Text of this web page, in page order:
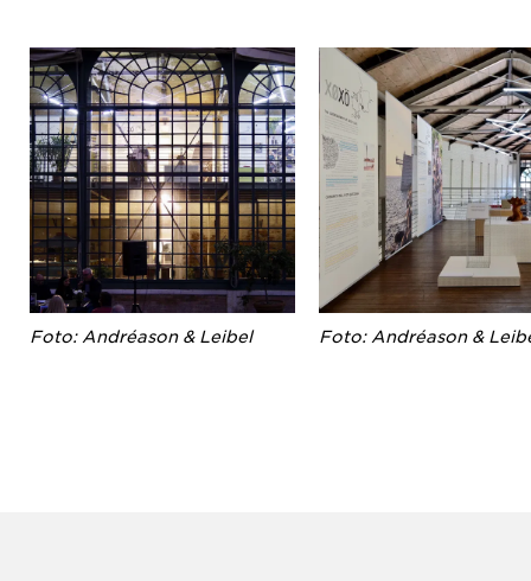
Foto: Andréason & Leibel Foto: Andréason &